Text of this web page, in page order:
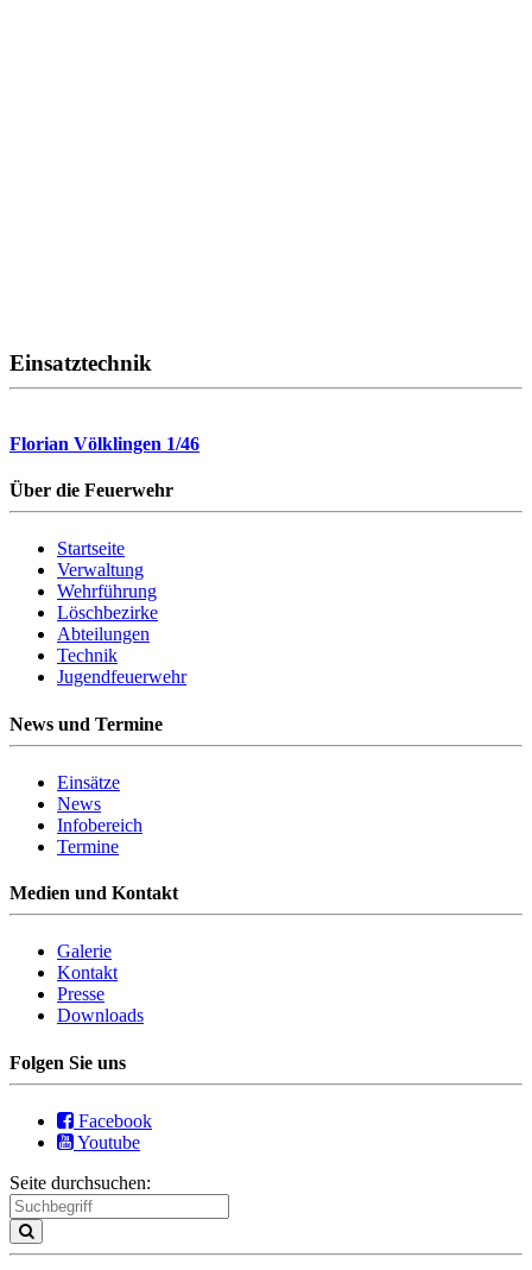
Einsatztechnik
Florian Völklingen 1/46
Über die Feuerwehr
Startseite
Verwaltung
Wehrführung
Löschbezirke
Abteilungen
Technik
Jugendfeuerwehr
News und Termine
Einsätze
News
Infobereich
Termine
Medien und Kontakt
Galerie
Kontakt
Presse
Downloads
Folgen Sie uns
Facebook
Youtube
Seite durchsuchen: